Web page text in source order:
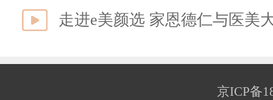
走进e美颜选 家恩德仁与医美
京ICP备